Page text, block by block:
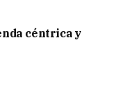
céntrica y